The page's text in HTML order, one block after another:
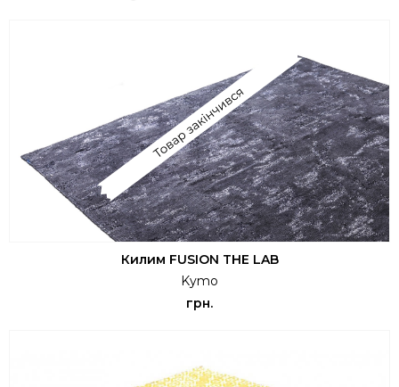
Килим FUSION THE LAB
Kymo
грн.